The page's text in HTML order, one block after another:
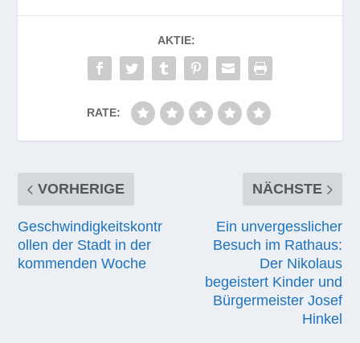
AKTIE:
RATE:
VORHERIGE
Geschwindigkeitskontr
ollen der Stadt in der
kommenden Woche
NÄCHSTE
Ein unvergesslicher
Besuch im Rathaus:
Der Nikolaus
begeistert Kinder und
Bürgermeister Josef
Hinkel